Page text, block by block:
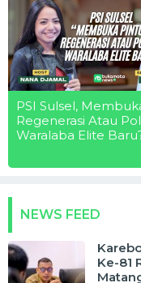
PSI Sulsel,
Regenerasi Atau
Waralaba Elite
NEWS FEED
Ke-81